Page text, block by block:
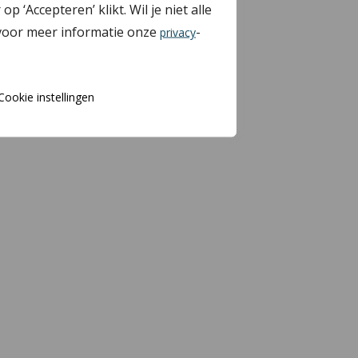
‘Accepteren’ klikt. Wil je niet alle
meer informatie onze privacy-
instellingen